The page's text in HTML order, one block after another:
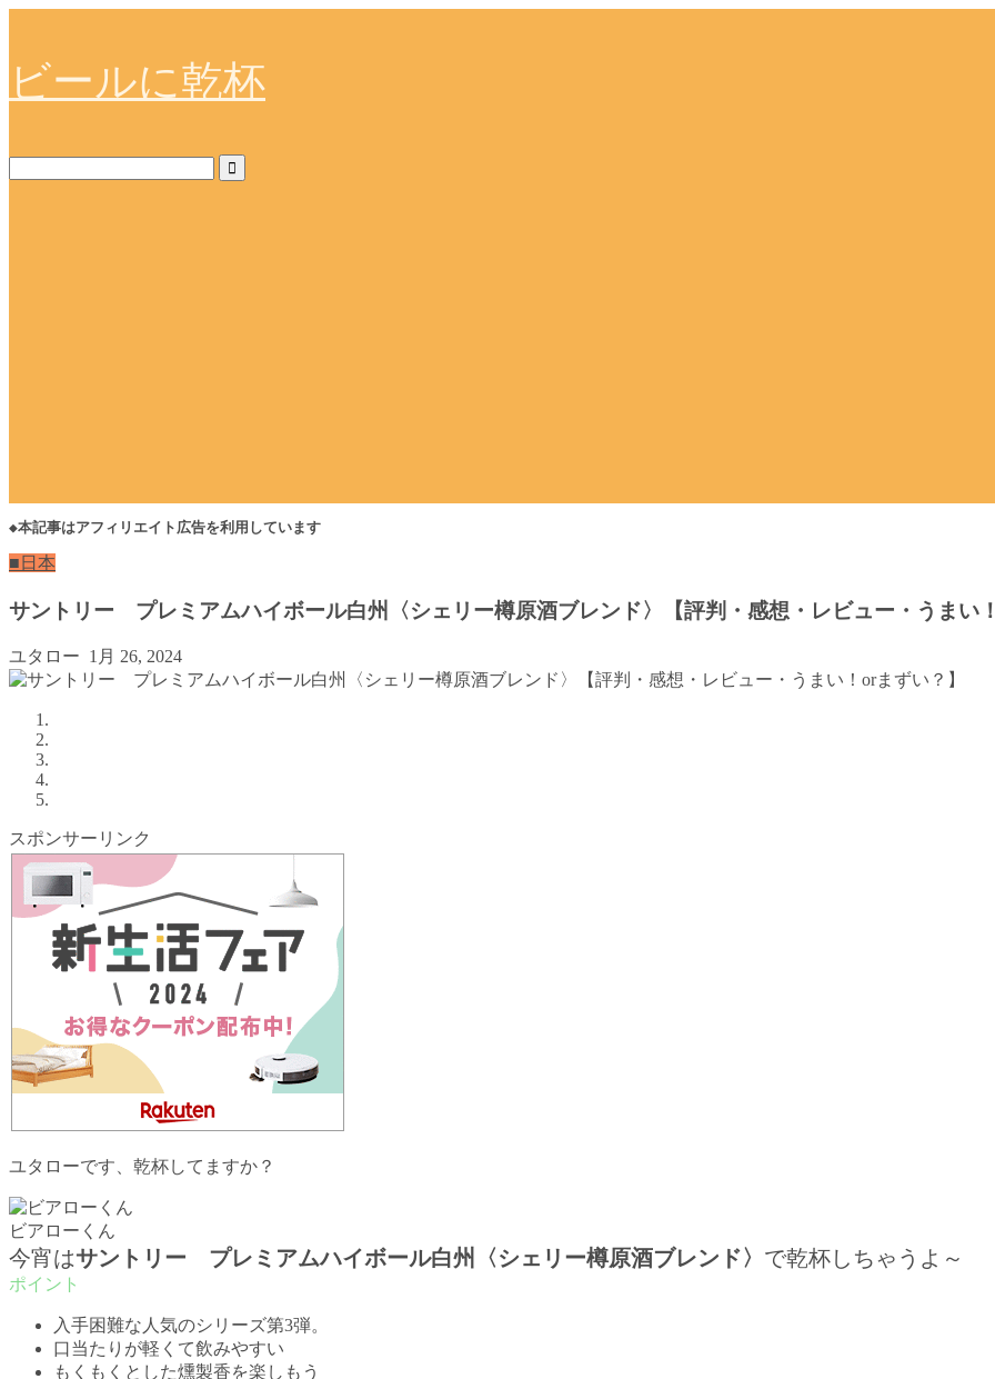
ビールに乾杯
◆本記事はアフィリエイト広告を利用しています
■日本
サントリー プレミアムハイボール白州〈シェリー樽原酒ブレンド〉【評判・感想・レビュー・うまい
ユタロー 1月 26, 2024
スポンサーリンク
ユタローです、乾杯してますか？
ビアローくん
今宵はサントリー プレミアムハイボール白州〈シェリー樽原酒ブレンド〉 で乾杯しちゃうよ～
入手困難な人気のシリーズ第3弾。
口当たりが軽くて飲みやすい
もくもくとした燻製香を楽しもう